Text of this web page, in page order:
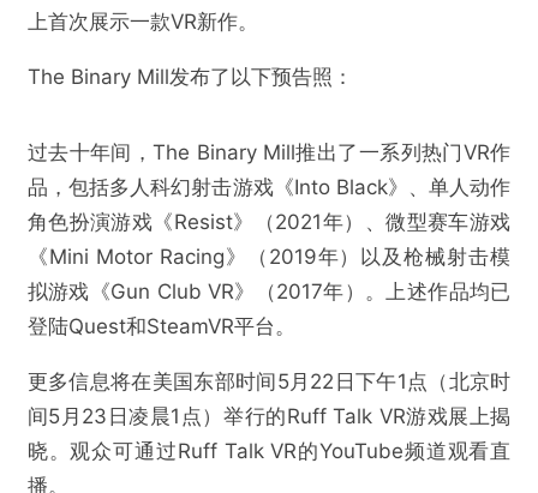
上首次展示一款VR新作。
The Binary Mill发布了以下预告照：
过去十年间，The Binary Mill推出了一系列热门VR作
品，包括多人科幻射击游戏《Into Black》、单人动作
角色扮演游戏《Resist》（2021年）、微型赛车游戏
《Mini Motor Racing》（2019年）以及枪械射击模
拟游戏《Gun Club VR》（2017年）。上述作品均已
登陆Quest和SteamVR平台。
更多信息将在美国东部时间5月22日下午1点（北京时
间5月23日凌晨1点）举行的Ruff Talk VR游戏展上揭
晓。观众可通过Ruff Talk VR的YouTube频道观看直
播。